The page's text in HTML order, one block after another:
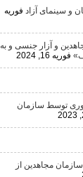
و سینمای آزاد فوریه
و آزار جنسی و به
فوریه 16, 2024
توسط سازمان
مجاهدین از